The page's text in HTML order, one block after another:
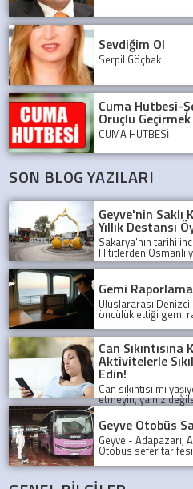
Sevdiğim Ol
Serpil Göçbak
Cuma Hutbesi-
Oruçlu Geçirmek
CUMA HUTBESİ
SON BLOG YAZILARI
Geyve'nin Saklı
Yıllık Destansı
Sakarya'nın tarihi
Hititlerden
Mücadele'den
şaşırtıcı öyküsünü
yıllık medeniyet
Gemi
Uluslararası
öncülük ettiği gemi
sistemleri,
şeffaflığı artırarak,
ve deniz trafiğini
Can
Aktivitelerle
Edin!
Can sıkıntısı mı
etmeyin, yalnız
sıkıntısını yenmek
eğlenceli ve yaratıcı
keşfedeceksiniz.
Geyve Otobüs
Geyve - Adapazarı,
Otobüs sefer
kaçta kalkıyor?
Geyve Otobüsü,
koop otobüs